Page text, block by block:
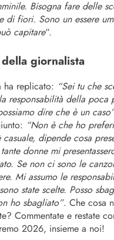
Bisogna fare delle
di fiori. Sono un essere
capitare“.
giornalista
ha replicato: “Sei tu che
responsabilità della poca
dire che è un
“Non è che ho
dipende cosa
donne mi
Se non ci sono le
Mi assumo le
state scelte. Posso
ho sbagliato”. Che cosa
Commentate e restate
2026, insieme a noi!